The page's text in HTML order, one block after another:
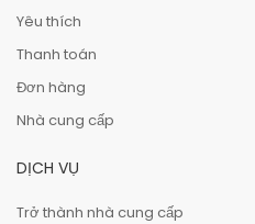
Yêu thích
Thanh toán
Đơn hàng
Nhà cung cấp
DỊCH VỤ
Trở thành nhà cung cấp